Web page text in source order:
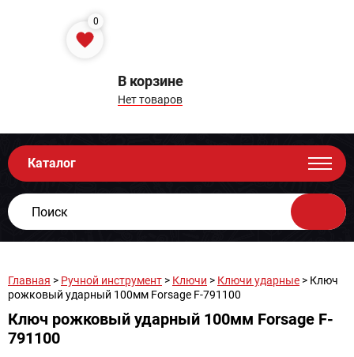
0
В корзине
Нет товаров
Каталог
Главная > Ручной инструмент > Ключи > Ключи ударные > Ключ
рожковый ударный 100мм Forsage F-791100
Ключ рожковый ударный 100мм Forsage F-
791100